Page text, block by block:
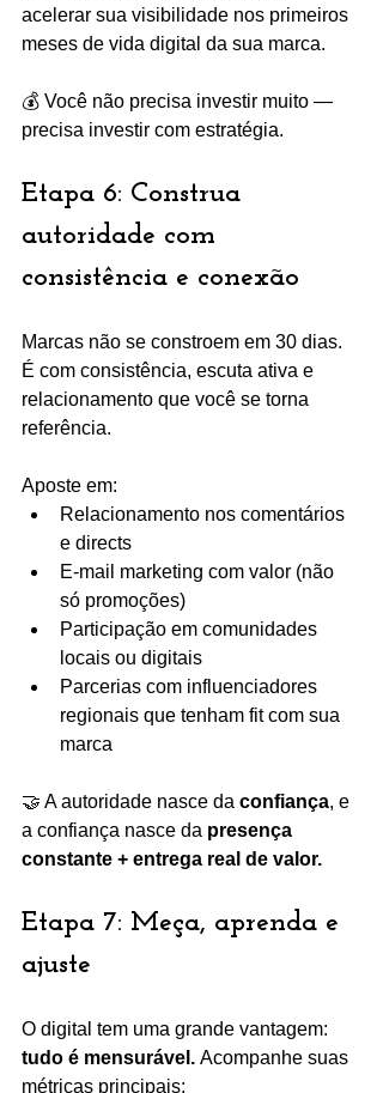
acelerar sua visibilidade nos primeiros
meses de vida digital da sua marca.
💰 Você não precisa investir muito —
precisa investir com estratégia.
Etapa 6: Construa
autoridade com
consistência e conexão
Marcas não se constroem em 30 dias.
É com consistência, escuta ativa e
relacionamento que você se torna
referência.
Aposte em:
Relacionamento nos comentários
e directs
E-mail marketing com valor (não
só promoções)
Participação em comunidades
locais ou digitais
Parcerias com influenciadores
regionais que tenham fit com sua
marca
🤝 A autoridade nasce da confiança, e
a confiança nasce da presença
constante + entrega real de valor.
Etapa 7: Meça, aprenda e
ajuste
O digital tem uma grande vantagem:
tudo é mensurável. Acompanhe suas
métricas principais: